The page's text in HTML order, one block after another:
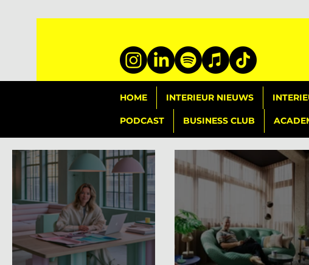
HOME INTERIEUR NIEUWS
PODCAST BUSINESS CLUB